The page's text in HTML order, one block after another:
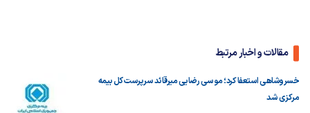
مقالات و اخبار مرتبط
خسروشاهی استعفا کرد؛ موسی رضایی میرقائد سرپرست کل بیمه
مرکزی شد